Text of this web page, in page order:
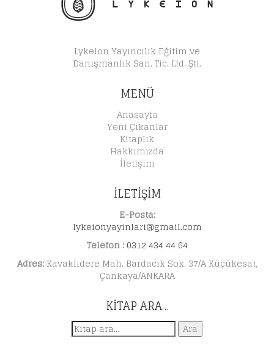
Lykeion Yayıncılık Eğitim ve
Danışmanlık San. Tic. Ltd. Şti.
MENÜ
Anasayfa
Yeni Çıkanlar
Kitaplık
Hakkımızda
İletişim
İLETİŞİM
E-Posta:
lykeionyayinlari@gmail.com
Telefon : 0312 434 44 64
Adres:Kavaklıdere Mah. Bardacık Sok. 37/A Küçükesat,
Çankaya/ANKARA
KITAP ARA…
Ara: Ara